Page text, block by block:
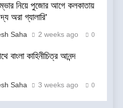
নিয়ে পুজোর আগে কলকাতায়
অরা গ্যালারি’
Saha 2 weeks ago 0
বাংলা কাহিনীচিত্র আনন্দ
Saha 3 weeks ago 0